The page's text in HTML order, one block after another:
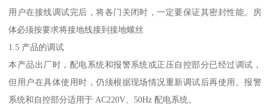
用户在接线调试完后，将各门关闭时，一定要保证其密封性能。房
体必须按要求将接地线接到接地螺丝
1.5 产品的调试
本产品出厂时，配电系统和报警系统或正压自控部分已经过调试，
但用户在具体使用时，仍须根据现场情况重新调试后再使用。报警
系统和自控部分适用于 AC220V、50Hz 配电系统。